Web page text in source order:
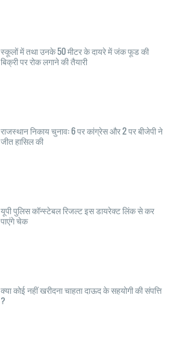
स्कूलों में तथा उनके 50 मीटर के दायरे में जंक फूड की
बिक्री पर रोक लगाने की तैयारी
राजस्थान निकाय चुनाव: 6 पर कांग्रेस और 2 पर बीजेपी ने
जीत हासिल की
यूपी पुलिस कॉन्स्टेबल रिजल्ट इस डायरेक्ट लिंक से कर
पाएंगे चेक
क्या कोई नहीं खरीदना चाहता दाऊद के सहयोगी की संपत्ति
?